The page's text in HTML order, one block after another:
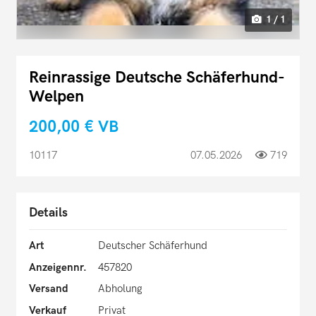
1 / 1
Reinrassige Deutsche Schäferhund-
Welpen
200,00 € VB
10117 07.05.2026 719
Details
Art
Deutscher Schäferhund
Anzeigennr.
457820
Versand
Abholung
Verkauf
Privat